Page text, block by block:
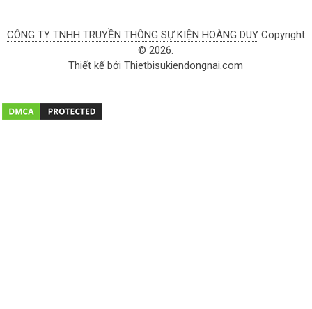
CÔNG TY TNHH TRUYỀN THÔNG SỰ KIỆN HOÀNG DUYCopyright
© 2026.
Thiết kế bởiThietbisukiendongnai.com